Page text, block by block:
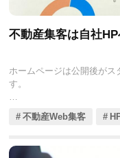
不動産集客は自社
ホームページは公開後がス
す。
御社側で戦略的な更新、
最終的な目標である契約
不動産Web集客